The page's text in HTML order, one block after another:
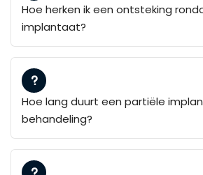
Hoe herken ik een ontsteking
implantaat?
Hoe lang duurt een partiële
behandeling?